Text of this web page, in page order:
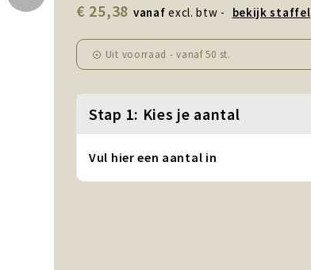
€ 25,38 vanaf excl. btw - bekijk staffel
Uit voorraad -vanaf50 st.
Stap 1: Kies je aantal
Vul hier een aantal in